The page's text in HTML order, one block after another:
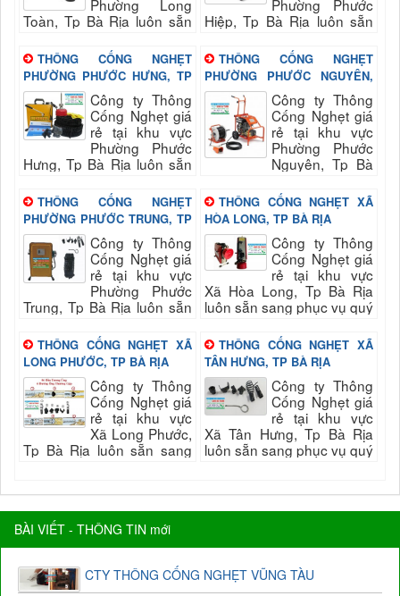
Phường Long
Toàn, Tp Bà Rịa luôn sẵn
nhanh và đảm bảo uy tín,
chất lượng hài long...
Phường Phước
Hiệp, Tp Bà Rịa luôn sẵn
nhanh và đảm bảo uy tín,
chất lượng hài long...
THÔNG CỐNG NGHẸT
PHƯỜNG PHƯỚC HƯNG, TP
BÀ RỊA
Công ty Thông
Cống Nghẹt giá
rẻ tại khu vực
Phường Phước
Hưng, Tp Bà Rịa luôn sẵn
nhanh và đảm bảo uy tín,
chất lượng hài long...
THÔNG CỐNG NGHẸT
PHƯỜNG PHƯỚC NGUYÊN,
TP BÀ RỊA Công ty Thông
Cống Nghẹt giá
rẻ tại khu vực
Phường Phước
Nguyên, Tp Bà
quý khách nhanh và đảm
bảo uy tín, chất lượng hài...
THÔNG CỐNG NGHẸT
PHƯỜNG PHƯỚC TRUNG, TP
BÀ RỊA
Công ty Thông
Cống Nghẹt giá
rẻ tại khu vực
Phường Phước
Trung, Tp Bà Rịa luôn sẵn
nhanh và đảm bảo uy tín,
chất lượng hài long...
THÔNG CỐNG NGHẸT XÃ
HÒA LONG, TP BÀ RỊA
Công ty Thông
Cống Nghẹt giá
rẻ tại khu vực
Xã Hòa Long, Tp Bà Rịa
luôn sẵn sang phục vụ quý
uy tín, chất lượng hài long
quý...
THÔNG CỐNG NGHẸT XÃ
LONG PHƯỚC, TP BÀ RỊA
Công ty Thông
Cống Nghẹt giá
rẻ tại khu vực
Xã Long Phước,
Tp Bà Rịa luôn sẵn sang
lượng hài long quý...
THÔNG CỐNG NGHẸT XÃ
TÂN HƯNG, TP BÀ RỊA
Công ty Thông
Cống Nghẹt giá
rẻ tại khu vực
Xã Tân Hưng, Tp Bà Rịa
luôn sẵn sang phục vụ quý
quý...
BÀI VIẾT - THÔNG TIN mới
CTY THÔNG CỐNG NGHẸT VŨNG TÀU